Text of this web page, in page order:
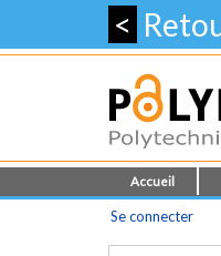
<
Accueil
Se connecter